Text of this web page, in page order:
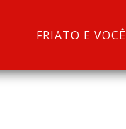
FRIATO E VOCÊ